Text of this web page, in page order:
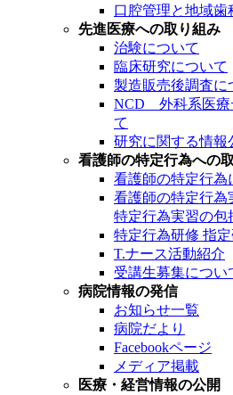
口腔管理と地域歯
先進医療への取り組み
治験について
臨床研究について
製造販売後調査に
NCD 外科系医療
て
研究に関する情報
看護師の特定行為への
看護師の特定行為
看護師の特定行為
特定行為実習の包
特定行為研修 指
T.ナース活動紹介
受講生募集につい
病院情報の発信
お知らせ一覧
病院だより
Facebookページ
メディア掲載
医療・経営情報の公開